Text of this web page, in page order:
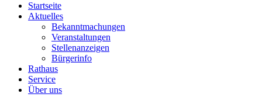
Startseite
Aktuelles
Bekanntmachungen
Veranstaltungen
Stellenanzeigen
Bürgerinfo
Rathaus
Service
Über uns